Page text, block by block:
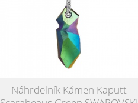
Náhrdelník Kámen Kaputt